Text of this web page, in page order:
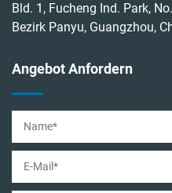
Bld. 1, Fucheng Ind. Park,
Bezirk Panyu, Guangzhou,
Angebot Anfordern